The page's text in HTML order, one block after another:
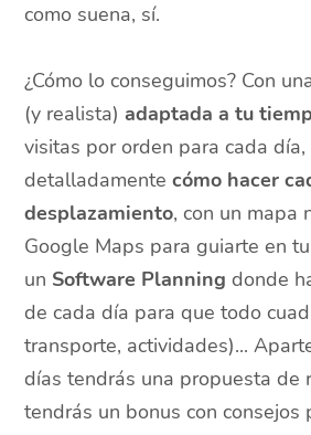
como suena, sí.
¿Cómo lo conseguimos? Con
(y realista) adaptada a tu
visitas por orden para cada
detalladamentecómo hacer
desplazamiento, con un mapa
Google Maps para guiarte en
un Software Planning donde
de cada día para que todo
transporte, actividades)...
días tendrás una propuesta de
tendrás un bonus con consejos